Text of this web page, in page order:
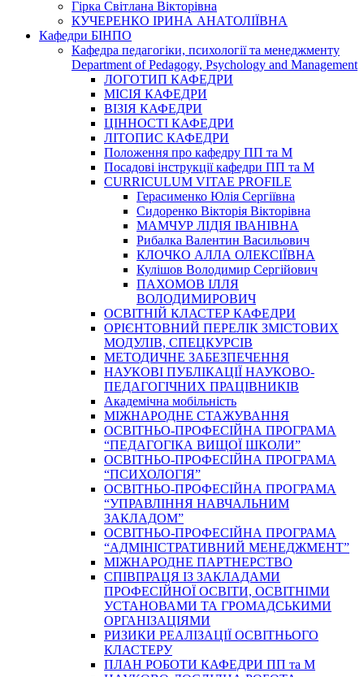
Гірка Світлана Вікторівна
КУЧЕРЕНКО ІРИНА АНАТОЛІЇВНА
Кафедри БІНПО
Кафедра педагогіки, психології та менеджменту
Department of Pedagogy, Psychology and Management
ЛОГОТИП КАФЕДРИ
МІСІЯ КАФЕДРИ
ВІЗІЯ КАФЕДРИ
ЦІННОСТІ КАФЕДРИ
ЛІТОПИС КАФЕДРИ
Положення про кафедру ПП та М
Посадові інструкції кафедри ПП та М
CURRICULUM VITAE PROFILE
Герасименко Юлія Сергіївна
Сидоренко Вікторія Вікторівна
МАМЧУР ЛІДІЯ ІВАНІВНА
Рибалка Валентин Васильович
КЛОЧКО АЛЛА ОЛЕКСІЇВНА
Кулішов Володимир Сергійович
ПАХОМОВ ІЛЛЯ
ВОЛОДИМИРОВИЧ
ОСВІТНІЙ КЛАСТЕР КАФЕДРИ
ОРІЄНТОВНИЙ ПЕРЕЛІК ЗМІСТОВИХ
МОДУЛІВ, СПЕЦКУРСІВ
МЕТОДИЧНЕ ЗАБЕЗПЕЧЕННЯ
НАУКОВІ ПУБЛІКАЦІЇ НАУКОВО-
ПЕДАГОГІЧНИХ ПРАЦІВНИКІВ
Академічна мобільність
МІЖНАРОДНЕ СТАЖУВАННЯ
ОСВІТНЬО-ПРОФЕСІЙНА ПРОГРАМА
“ПЕДАГОГІКА ВИЩОЇ ШКОЛИ”
ОСВІТНЬО-ПРОФЕСІЙНА ПРОГРАМА
“ПСИХОЛОГІЯ”
ОСВІТНЬО-ПРОФЕСІЙНА ПРОГРАМА
“УПРАВЛІННЯ НАВЧАЛЬНИМ
ЗАКЛАДОМ”
ОСВІТНЬО-ПРОФЕСІЙНА ПРОГРАМА
“АДМІНІСТРАТИВНИЙ МЕНЕДЖМЕНТ”
МІЖНАРОДНЕ ПАРТНЕРСТВО
СПІВПРАЦЯ ІЗ ЗАКЛАДАМИ
ПРОФЕСІЙНОЇ ОСВІТИ, ОСВІТНІМИ
УСТАНОВАМИ ТА ГРОМАДСЬКИМИ
ОРГАНІЗАЦІЯМИ
РИЗИКИ РЕАЛІЗАЦІЇ ОСВІТНЬОГО
КЛАСТЕРУ
ПЛАН РОБОТИ КАФЕДРИ ПП та М